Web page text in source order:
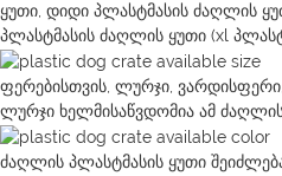
ყუთი, დიდი პლასტმასის ძაღლის
პლასტმასის ძაღლის ყუთი (xl
ფერებისთვის, ლურჯი, ვარდისფერი,
ლურჯი ხელმისაწვდომია ამ ძაღლის
ძაღლის პლასტმასის ყუთი